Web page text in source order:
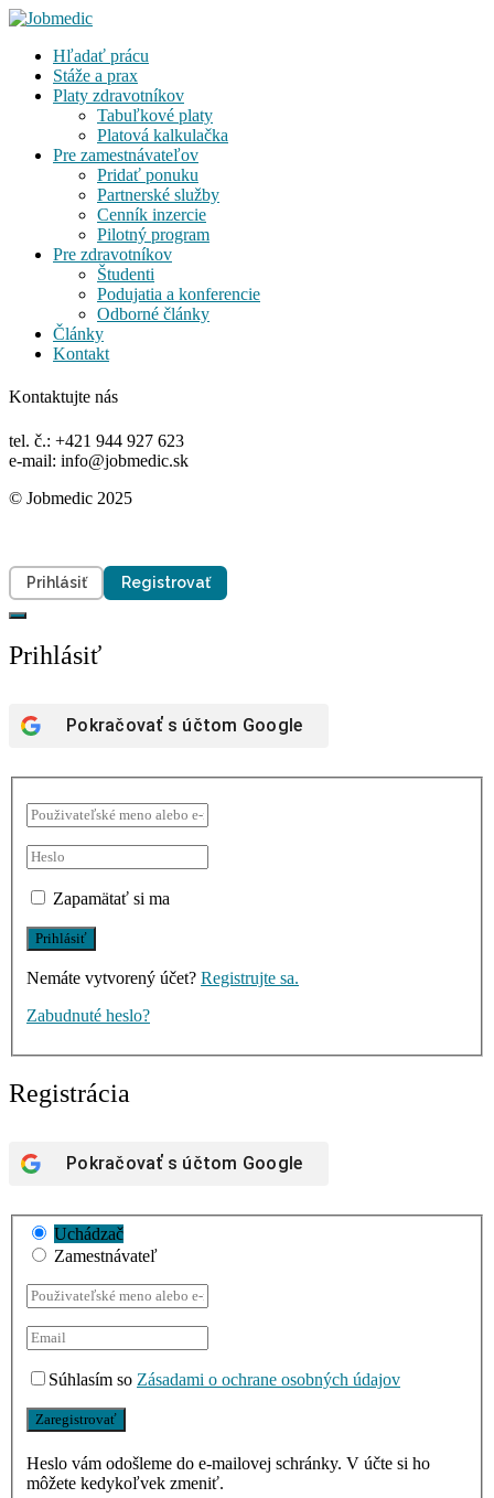
Hľadať prácu
Stáže a prax
Platy zdravotníkov
Tabuľkové platy
Platová kalkulačka
Pre zamestnávateľov
Pridať ponuku
Partnerské služby
Cenník inzercie
Pilotný program
Pre zdravotníkov
Študenti
Podujatia a konferencie
Odborné články
Články
Kontakt
Kontaktujte nás
tel. č.: +421 944 927 623
e-mail: info@jobmedic.sk
© Jobmedic 2025
Prihlásiť Registrovať
Prihlásiť
Pokračovať s účtom Google
Zapamätať si ma
Nemáte vytvorený účet? Registrujte sa.
Zabudnuté heslo?
Registrácia
Pokračovať s účtom Google
Uchádzač
Zamestnávateľ
Súhlasím so Zásadami o ochrane osobných údajov
Heslo vám odošleme do e-mailovej schránky. V účte si ho
môžete kedykoľvek zmeniť.